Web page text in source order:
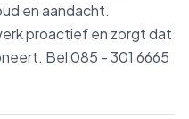
en aandacht.
proactief en zorgt dat
Bel 085 - 301 6665